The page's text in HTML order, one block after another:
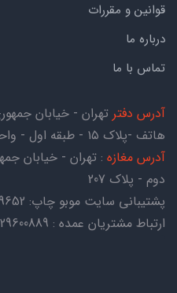
قوانین و مقررات
درباره ما
تماس با ما
آدرس دفتر تهران - خیابان
هاتف -پلاک ۱۵ - طبقه اول - واحد ۱
آدرس مغازه : تهران - خیابان
دوم - پلاک 207
پشتیبانی سایت موبو چاپ:
ارتباط مشتریان عمده : 09029600889